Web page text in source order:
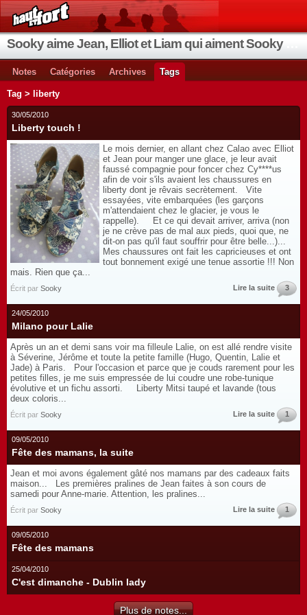
Notes Catégories Archives Tags
Tag > liberty
30/05/2010
Liberty touch !
Le mois dernier, en allant chez Calao avec Elliot
et Jean pour manger une glace, je leur avait
faussé compagnie pour foncer chez Cy****us
afin de voir s'ils avaient les chaussures en
liberty dont je rêvais secrètement. Vite
essayées, vite embarquées (les garçons
m'attendaient chez le glacier, je vous le
rappelle). Et ce qui devait arriver, arriva (non
je ne crève pas de mal aux pieds, quoi que, ne
dit-on pas qu'il faut souffrir pour être belle...)...
Mes chaussures ont fait les capricieuses et ont
tout bonnement exigé une tenue assortie !!! Non
mais. Rien que ça...
Écrit par Sooky Lire la suite 3
24/05/2010
Milano pour Lalie
Après un an et demi sans voir ma filleule Lalie, on est allé rendre visite
à Séverine, Jérôme et toute la petite famille (Hugo, Quentin, Lalie et
Jade) à Paris. Pour l'occasion et parce que je couds rarement pour les
petites filles, je me suis empressée de lui coudre une robe-tunique
évolutive et un fichu assorti. Liberty Mitsi taupé et lavande (tous
deux coloris...
Écrit par Sooky Lire la suite 1
09/05/2010
Fête des mamans, la suite
Jean et moi avons également gâté nos mamans par des cadeaux faits
maison... Les premières pralines de Jean faites à son cours de
samedi pour Anne-marie. Attention, les pralines...
Écrit par Sooky Lire la suite 1
09/05/2010
Fête des mamans
25/04/2010
C'est dimanche - Dublin lady
Plus de notes...